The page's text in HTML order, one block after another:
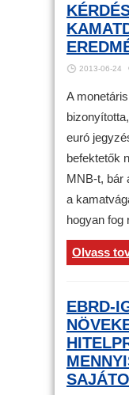
2013-06-24
A
euró
befektetők
MNB-t, bár
a
hogyan fog
Olvass
EBRD-